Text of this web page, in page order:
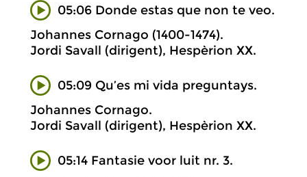
05:06 Donde estas que non te veo.
Johannes Cornago (1400-1474).
Jordi Savall (dirigent), Hespèrion XX.
05:09 Qu’es mi vida preguntays.
Johannes Cornago.
Jordi Savall (dirigent), Hespèrion XX.
05:14 Fantasie voor luit nr. 3.